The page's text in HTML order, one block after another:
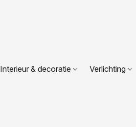
Interieur & decoratie Verlichting